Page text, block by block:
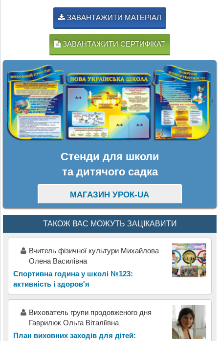
ЗАВАНТАЖИТИ МАТЕРІАЛ
ЗАВАНТАЖИТИ СЕРТИФІКАТ
Стенди для школи
та дитячого садка
МАГАЗИН УРОК-UA
ТАКОЖ ВАС МОЖУТЬ ЗАЦІКАВИТИ
Вчитель фізичної культури Михайлова
Олена Василівна
Спортивна година у школі №123:
активність і здоров'я
Вихователь групи продовженого дня
Гаврилюк Ольга Віталіївна
План виховних заходів для дітей: